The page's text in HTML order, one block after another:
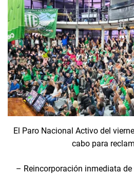
El Paro Nacional Activo del
cabo para
– Reincorporación inmediata